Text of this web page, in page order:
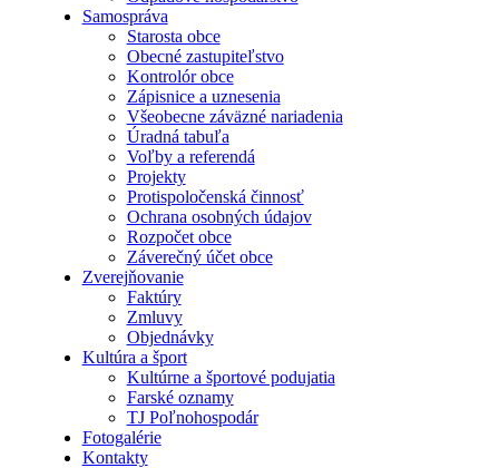
Samospráva
Starosta obce
Obecné zastupiteľstvo
Kontrolór obce
Zápisnice a uznesenia
Všeobecne záväzné nariadenia
Úradná tabuľa
Voľby a referendá
Projekty
Protispoločenská činnosť
Ochrana osobných údajov
Rozpočet obce
Záverečný účet obce
Zverejňovanie
Faktúry
Zmluvy
Objednávky
Kultúra a šport
Kultúrne a športové podujatia
Farské oznamy
TJ Poľnohospodár
Fotogalérie
Kontakty